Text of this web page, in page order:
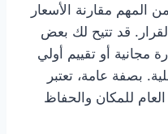
مقارنة الأسعار
قد تتيح لك بعض
أو تقييم أولي
بصفة عامة، تعتبر
للمكان والحفاظ